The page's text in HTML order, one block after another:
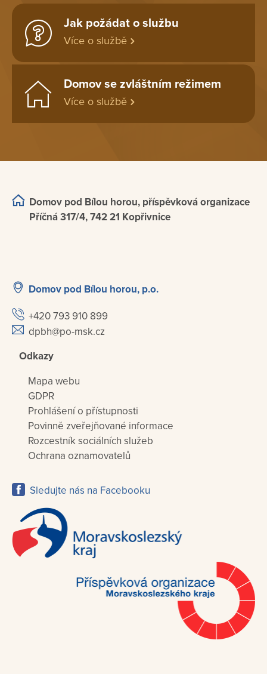
Jak požádat o službu
Více o službě
Domov se zvláštním režimem
Více o službě
Domov pod Bílou horou, příspěvková organizace
Příčná 317/4, 742 21 Kopřivnice
Domov pod Bílou horou, p.o.
+420 793 910 899
dpbh@po-msk.cz
Odkazy
Mapa webu
GDPR
Prohlášení o přístupnosti
Povinně zveřejňované informace
Rozcestník sociálních služeb
Ochrana oznamovatelů
Sledujte nás na Facebooku